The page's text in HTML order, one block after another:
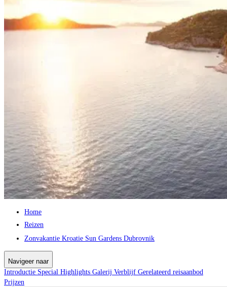
Home
Reizen
Zonvakantie Kroatie Sun Gardens Dubrovnik
Navigeer naar
Introductie Special Highlights Galerij Verblijf Gerelateerd reisaanbod
Prijzen